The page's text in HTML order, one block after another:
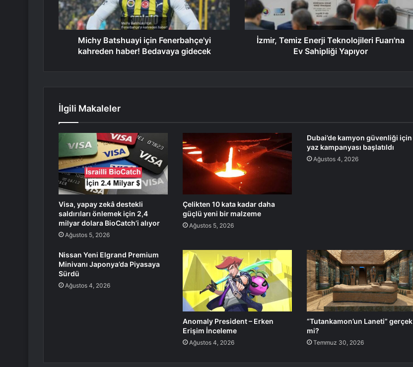
Michy Batshuayi için Fenerbahçe'yi
kahreden haber! Bedavaya gidecek
İzmir, Temiz Enerji Teknolojileri Fuarı'na
Ev Sahipliği Yapıyor
İlgili Makaleler
Visa, yapay zekâ destekli
saldırıları önlemek için 2,4
milyar dolara BioCatch’i alıyor
Ağustos 5, 2026
Çelikten 10 kata kadar daha
güçlü yeni bir malzeme
Ağustos 5, 2026
Dubai’de kamyon güvenliği için
yaz kampanyası başlatıldı
Ağustos 4, 2026
Nissan Yeni Elgrand Premium
Minivanı Japonya’da Piyasaya
Sürdü
Ağustos 4, 2026
Anomaly President – Erken
Erişim İnceleme
Ağustos 4, 2026
“Tutankamon’un Laneti” gerçek
mi?
Temmuz 30, 2026